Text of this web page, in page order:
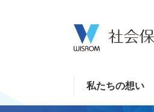
私たちの想い